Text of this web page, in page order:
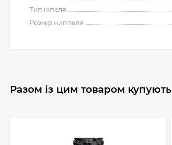
Тип ніпеля
Розмір ниппеля
Разом із цим товаром купують